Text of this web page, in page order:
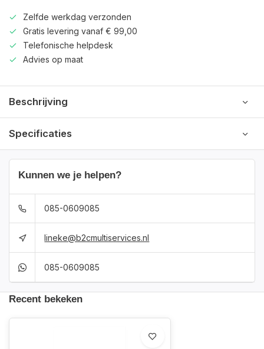
Zelfde werkdag verzonden
Gratis levering vanaf € 99,00
Telefonische helpdesk
Advies op maat
Beschrijving
Specificaties
Kunnen we je helpen?
085-0609085
lineke@b2cmultiservices.nl
085-0609085
Recent bekeken